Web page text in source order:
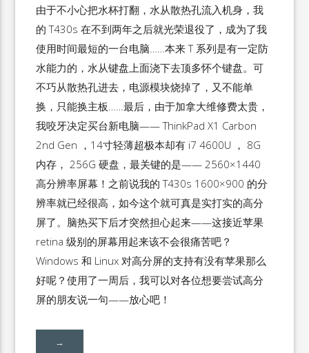
由于不小心把水杯打翻，水从散热孔流入机身，我
的 T430s 在不到两年之后就光荣退役了，成为了我
使用时间最短的一台电脑……本来 T 系列是有一定防
水能力的，水从键盘上面浇下去顶多怀个键盘。可
不巧从散热孔进去，电源模块烧掉了，又不能单
换，只能换主板……最后，由于加拿大维修费太贵，
我咬牙决定买台新电脑—— ThinkPad X1 Carbon
2nd Gen ，14寸轻薄超极本却有 i7 4600U ， 8G
内存， 256G 硬盘，最关键的是—— 2560×1440
高分辨率屏幕！之前说我的 T430s 1600×900 的分
辨率就已经很高，如今这个就可真是实打实的高分
屏了。脑热买下后才突然担心起来——这接近苹果
retina 级别的屏幕用起来该不会很痛苦吧？
Windows 和 Linux 对高分屏的支持有没有苹果那么
好呢？使用了一周后，我可以对各位想要尝试高分
屏的朋友说一句——放心吧！
→